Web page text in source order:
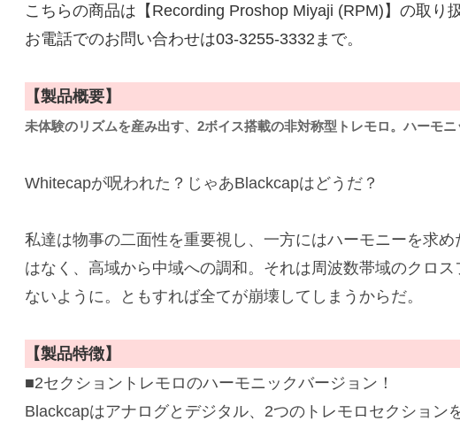
こちらの商品は【Recording Proshop Miyaji (RPM)】の取り
お電話でのお問い合わせは03-3255-3332まで。
【製品概要】
未体験のリズムを産み出す、2ボイス搭載の非対称型トレモロ。ハーモニ
Whitecapが呪われた？じゃあBlackcapはどうだ？
私達は物事の二面性を重要視し、一方にはハーモニーを求
はなく、高域から中域への調和。それは周波数帯域のクロ
ないように。ともすれば全てが崩壊してしまうからだ。
【製品特徴】
■2セクショントレモロのハーモニックバージョン！
Blackcapはアナログとデジタル、2つのトレモロセクション